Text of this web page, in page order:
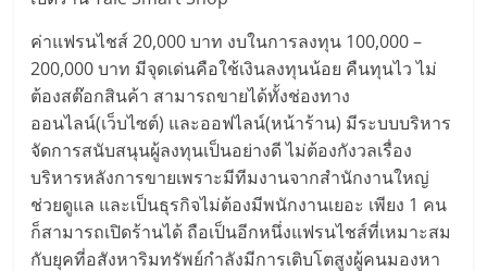
ลงทุน
และ
ขยาย
สา
ค่าแฟรนไชส์ 20,000 บาท งบในการลงทุน 100,000 –
200,000 บาท มีจุดเด่นคือใช้เงินลงทุนน้อย คืนทุนไว ไม่
ต้องสต๊อกสินค้า สามารถขายได้ทั้งช่องทาง
ออนไลน์(เว็บไซต์) และออฟไลน์(หน้าร้าน) มีระบบบริหาร
จัดการสนับสนุนผู้ลงทุนเป็นอย่างดี ไม่ต้องกังวลเรื่อง
บริหารหลังการขายเพราะมีทีมงานจากสำนักงานใหญ่
ช่วยดูแล และเป็นธุรกิจไม่ต้องมีพนักงานเยอะ เพียง 1 คน
ก็สามารถเปิดร้านได้ ถือเป็นอีกหนึ่งแฟรนไชส์ที่เหมาะสม
กับยุคที่อสังหาริมทรัพย์กำลังมีการเติบโตสูงผู้คนมองหา